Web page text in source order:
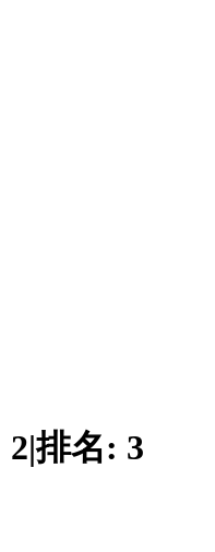
2|排名: 3